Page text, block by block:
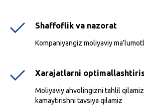
Shaffoflik va nazorat
Kompaniyangiz moliyaviy
Xarajatlarni
Moliyaviy ahvolingizni tahlil
kamaytirishni tavsiya qilamiz